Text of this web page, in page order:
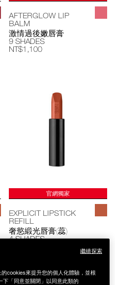
AFTERGLOW LIP
BALM
激情過後嫩唇膏
9 SHADES
NT$1,100
官網獨家
EXPLICIT LIPSTICK
REFILL
奢慾緞光唇膏(蕊)
4 SHADES
cookies來提升您的個人化體驗，並根
下「同意並關閉」以同意此類的
繼續探索